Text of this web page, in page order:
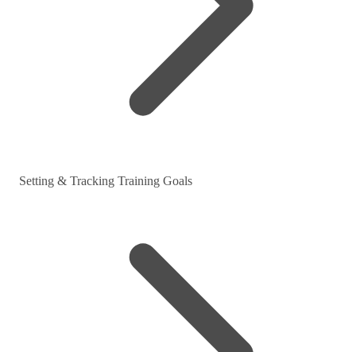
Setting & Tracking Training Goals